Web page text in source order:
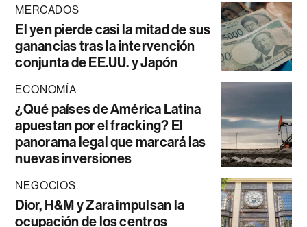
MERCADOS
El yen pierde casi la mitad de sus
ganancias tras la intervención
conjunta de EE.UU. y Japón
ECONOMÍA
¿Qué países de América Latina
apuestan por el fracking? El
panorama legal que marcará las
nuevas inversiones
NEGOCIOS
Dior, H&M y Zara impulsan la
ocupación de los centros